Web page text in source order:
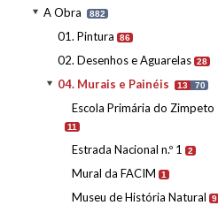
A Obra 882
01. Pintura 86
02. Desenhos e Aguarelas 28
04. Murais e Painéis 13 70
Escola Primária do Zimpeto
11
Estrada Nacional n.º 1 2
Mural da FACIM 1
Museu de História Natural 9